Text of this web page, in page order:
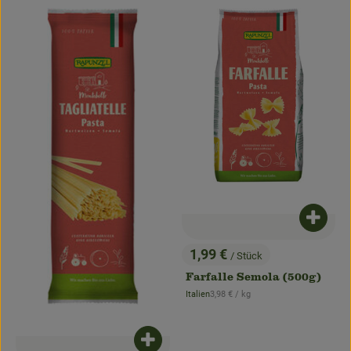
Produkt zum Warenkorb hinzufügen
, Preis:
1,99 € / Stück
Farfalle Semola (500g)
, Herkunft:
Italien, Referenzpreis:
3,98 € / kg